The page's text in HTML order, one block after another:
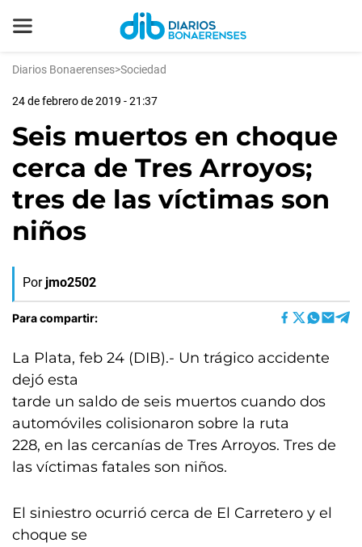
Diarios Bonaerenses>Sociedad
24 de febrero de 2019 - 21:37
Seis muertos en choque
cerca de Tres Arroyos;
tres de las víctimas son
niños
Por jmo2502
Para compartir:
La Plata, feb 24 (DIB).- Un trágico accidente
dejó esta
tarde un saldo de seis muertos cuando dos
automóviles colisionaron sobre la ruta
228, en las cercanías de Tres Arroyos. Tres de
las víctimas fatales son niños.
El siniestro ocurrió cerca de El Carretero y el
choque se